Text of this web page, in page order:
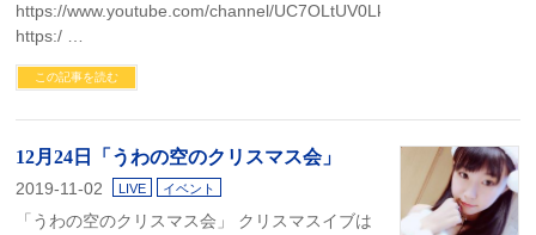
https://www.youtube.com/channel/UC7OLtUV0LkrAbx0o_AWQxbQ
https:/ …
この記事を読む
12月24日「うわの空のクリスマス会」
2019-11-02 LIVE イベント
「うわの空のクリスマス会」 クリスマスイブは